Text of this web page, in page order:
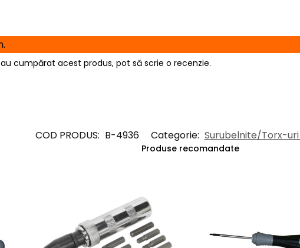
cumpărat acest produs, pot să scrie o recenzie.
COD PRODUS: B-4936 Categorie: Surubelnite/Torx-uri
Produse recomandate